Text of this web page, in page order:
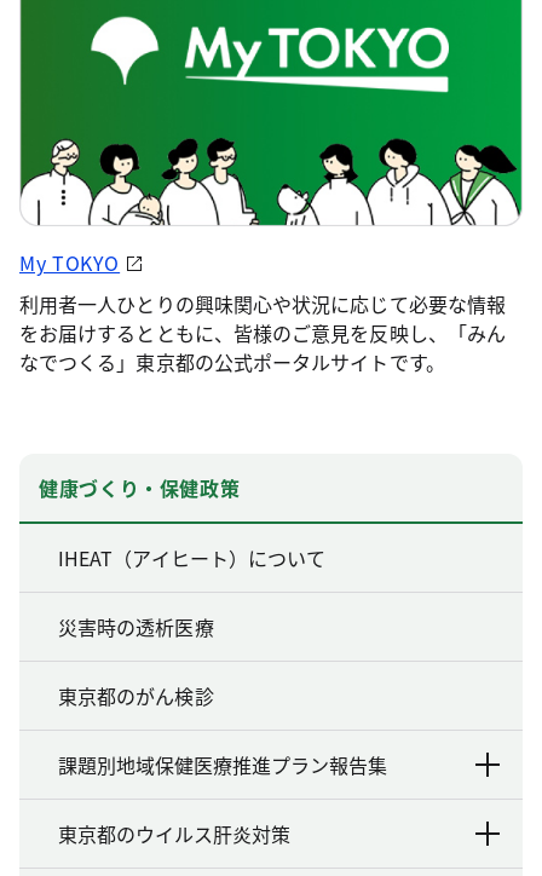
My TOKYO
利用者一人ひとりの興味関心や状況に応じて必要な情報
をお届けするとともに、皆様のご意見を反映し、「みん
なでつくる」東京都の公式ポータルサイトです。
健康づくり・保健政策
IHEAT（アイヒート）について
災害時の透析医療
東京都のがん検診
課題別地域保健医療推進プラン報告集
東京都のウイルス肝炎対策